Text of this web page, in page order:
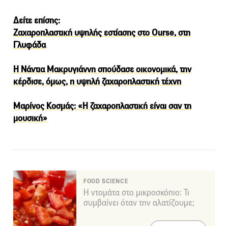
Δείτε επίσης:
Ζαχαροπλαστική υψηλής εστίασης στο Ourse, στη
Γλυφάδα
Η Νάντια Μακρυγιάννη σπούδασε οικονομικά, την
κέρδισε, όμως, η υψηλή ζαχαροπλαστική τέχνη
Μαρίνος Κοσμάς: «Η ζαχαροπλαστική είναι σαν τη
μουσική»
FOOD SCIENCE
Η ντομάτα στο μικροσκόπιο: Τι
συμβαίνει όταν την αλατίζουμε;